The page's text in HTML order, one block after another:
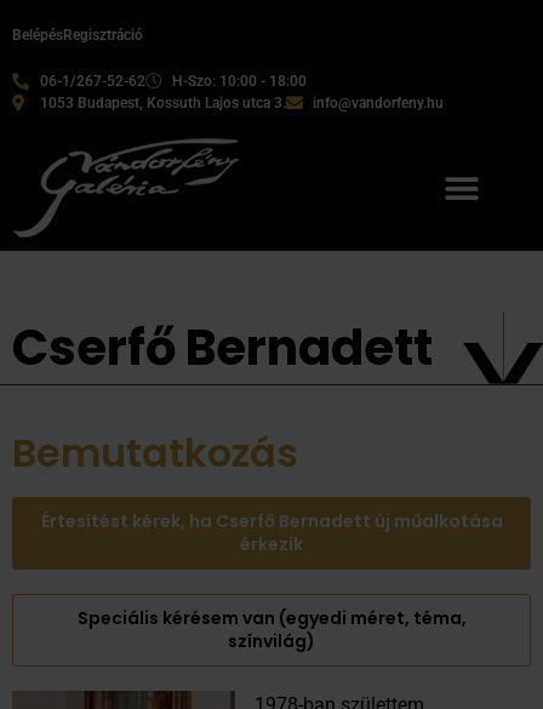
06-1/267-52-62
H-Szo: 10:00 - 18:00
1053 Budapest, Kossuth Lajos utca 3.
info@vandorfeny.hu
BelépésRegisztráció
Cserfő Bernadett
Bemutatkozás
Értesítést kérek, ha Cserfő Bernadett új műalkotása
érkezik
Speciális kérésem van (egyedi méret, téma,
színvilág)